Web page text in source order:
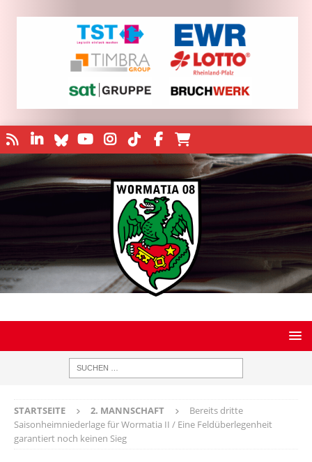
STARTSEITE 2. MANNSCHAFT
Bereits dritte
Saisonheimniederlage für Wormatia II / Eine Feldüberlegenheit
garantiert noch keinen Sieg